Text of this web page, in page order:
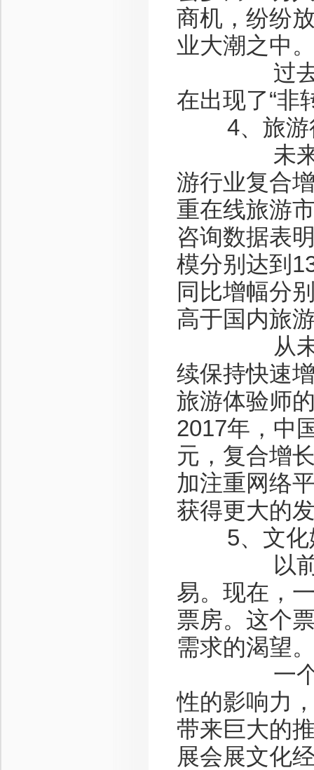
商机，纷纷
业大潮之中
过去一些
在出现了“非
4、旅游
未来趋势
游行业复合
重在线旅游
咨询数据表
模分别达到
同比增幅分
高于国内旅
从未来发
续保持快速
旅游体验师
2017年，中
元，复合增
加注重网络
获得更大的
5、文化
以前一部
易。现在，
票房。这个
需求的渴望
一个达沃
性的影响力
带来巨大的
展会展文化